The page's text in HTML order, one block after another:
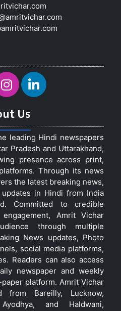
Us
leading Hindi newspapers
Pradesh and Uttarakhand,
presence across print,
Through its news
the latest breaking news,
in Hindi from India
Committed to credible
Amrit Vichar
through multiple
News updates, Photo
social media platforms,
Readers can also access
newspaper and weekly
platform. Amrit Vichar
from Bareilly, Lucknow,
and Haldwani,